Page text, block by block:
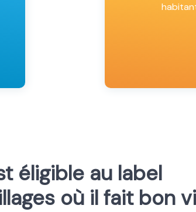
éligible au label
où il fait bon